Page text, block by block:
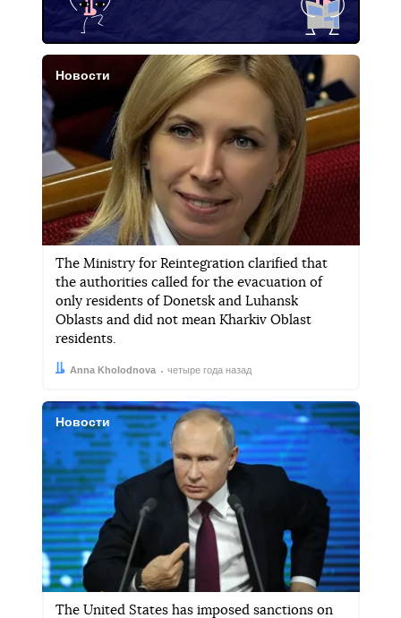
Новости
The Ministry for Reintegration clarified that
the authorities called for the evacuation of
only residents of Donetsk and Luhansk
Oblasts and did not mean Kharkiv Oblast
residents.
Автор:
Anna Kholodnova
Дата: четыре года назад
Новости
The United States has imposed sanctions on